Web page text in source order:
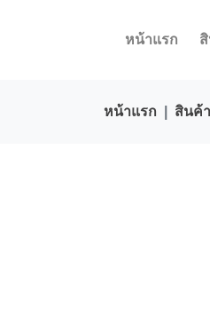
หน้าแรก
หน้าแรก สินค้า